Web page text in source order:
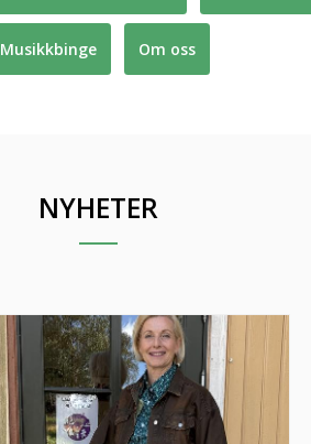
Musikkbinge Om oss
NYHETER